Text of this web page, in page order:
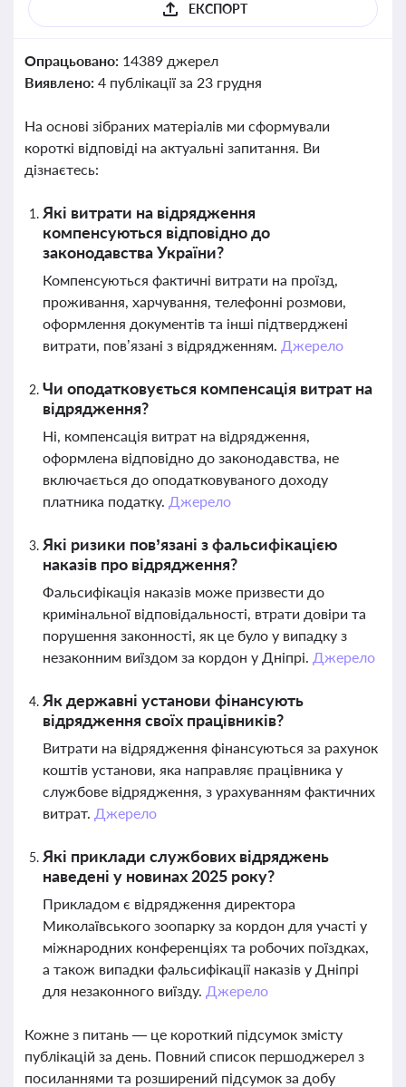
ЕКСПОРТ
Опрацьовано: 14389 джерел
Виявлено: 4 публікації за 23 грудня
На основі зібраних матеріалів ми сформували
короткі відповіді на актуальні запитання. Ви
дізнаєтесь:
Які витрати на відрядження
компенсуються відповідно до
законодавства України?
Компенсуються фактичні витрати на проїзд,
проживання, харчування, телефонні розмови,
оформлення документів та інші підтверджені
витрати, пов’язані з відрядженням. Джерело
Чи оподатковується компенсація витрат на
відрядження?
Ні, компенсація витрат на відрядження,
оформлена відповідно до законодавства, не
включається до оподатковуваного доходу
платника податку. Джерело
Які ризики пов’язані з фальсифікацією
наказів про відрядження?
Фальсифікація наказів може призвести до
кримінальної відповідальності, втрати довіри та
порушення законності, як це було у випадку з
незаконним виїздом за кордон у Дніпрі. Джерело
Як державні установи фінансують
відрядження своїх працівників?
Витрати на відрядження фінансуються за рахунок
коштів установи, яка направляє працівника у
службове відрядження, з урахуванням фактичних
витрат. Джерело
Які приклади службових відряджень
наведені у новинах 2025 року?
Прикладом є відрядження директора
Миколаївського зоопарку за кордон для участі у
міжнародних конференціях та робочих поїздках,
а також випадки фальсифікації наказів у Дніпрі
для незаконного виїзду. Джерело
Кожне з питань — це короткий підсумок змісту
публікацій за день. Повний список першоджерел з
посиланнями та розширений підсумок за добу